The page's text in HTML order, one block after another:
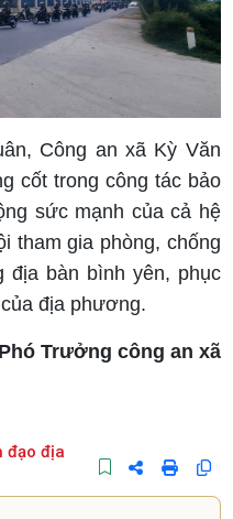
Công an xã Kỳ Văn
cốt trong công tác bảo
sức mạnh của cả hệ
tham gia phòng, chống
địa bàn bình yên, phục
địa phương.
Trưởng công an xã
đạo địa